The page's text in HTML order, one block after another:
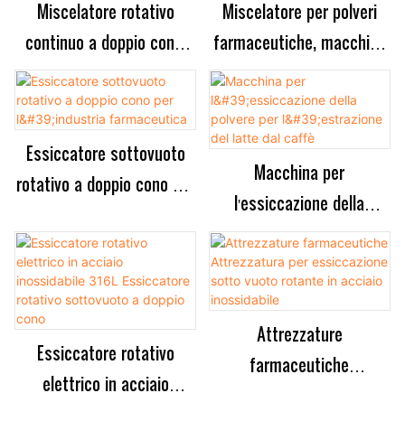
Miscelatore rotativo
continuo a doppio cono,
miscelatore industriale
per polveri farmaceutiche
Miscelatore per polveri
farmaceutiche, macchina
essiccatrice a doppio
cono con lame
Essiccatore sottovuoto
rotativo a doppio cono per
Macchina per
l'essiccazione della
polvere per l'estrazione del
latte dal caffè
Essiccatore rotativo
elettrico in acciaio
Attrezzature
farmaceutiche